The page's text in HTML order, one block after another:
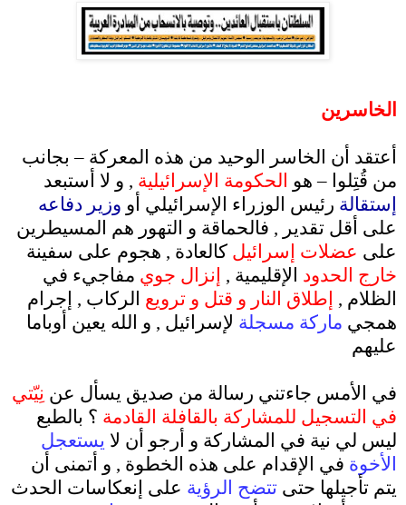
الخاسرين
أعتقد أن الخاسر الوحيد من هذه المعركة – بجانب
من قُتِلوا – هو الحكومة الإسرائيلية , و لا أستبعد
إستقالة رئيس الوزراء الإسرائيلي أو وزير دفاعه
على أقل تقدير , فالحماقة و التهور هم المسيطرين
على عضلات إسرائيل كالعادة , هجوم على سفينة
خارج الحدود الإقليمية , إنزال جوي مفاجيء في
الظلام , إطلاق النار و قتل و ترويع الركاب , إجرام
همجي ماركة مسجلة لإسرائيل , و الله يعين أوباما
عليهم
في الأمس جاءتني رسالة من صديق يسأل عن نِيّتي
في التسجيل للمشاركة بالقافلة القادمة ؟ بالطبع
ليس لي نية في المشاركة و أرجو أن لا يستعجل
الأخوة في الإقدام على هذه الخطوة , و أتمنى أن
يتم تأجيلها حتى تتضح الرؤية على إنعكاسات الحدث